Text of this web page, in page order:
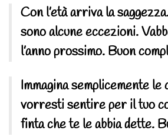
Con l’età arriva la
sono alcune eccezioni.
l’anno prossimo. Buon
Immagina semplicemente le
vorresti sentire per il tuo
finta che te le abbia dette.